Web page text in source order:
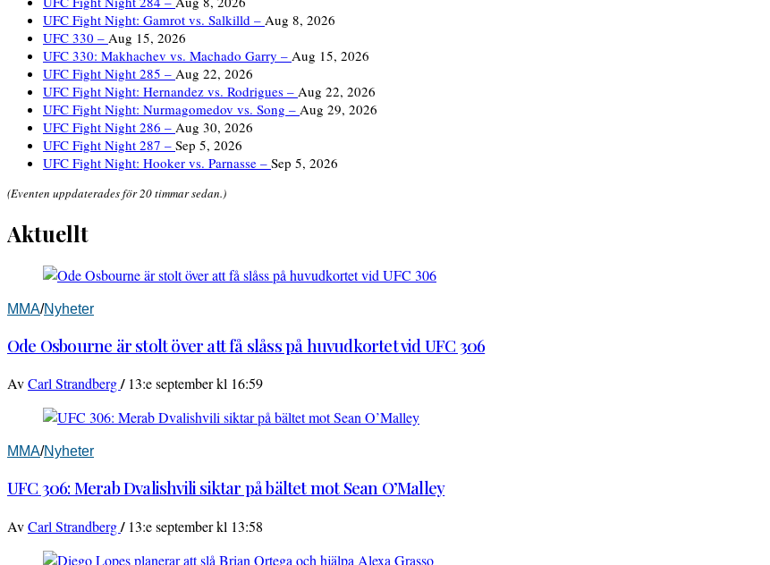
UFC Fight Night: Gamrot vs. Salkilld – Aug 8, 2026
UFC 330 – Aug 15, 2026
UFC 330: Makhachev vs. Machado Garry – Aug 15, 2026
UFC Fight Night 285 – Aug 22, 2026
UFC Fight Night: Hernandez vs. Rodrigues – Aug 22, 2026
UFC Fight Night: Nurmagomedov vs. Song – Aug 29, 2026
UFC Fight Night 286 – Aug 30, 2026
UFC Fight Night 287 – Sep 5, 2026
UFC Fight Night: Hooker vs. Parnasse – Sep 5, 2026
(Eventen uppdaterades för 20 timmar sedan.)
Aktuellt
MMA/Nyheter
Ode Osbourne är stolt över att få slåss på huvudkortet vid UFC 306
AvCarl Strandberg/ 13:e september kl 16:59
MMA/Nyheter
UFC 306: Merab Dvalishvili siktar på bältet mot Sean O’Malley
AvCarl Strandberg/ 13:e september kl 13:58